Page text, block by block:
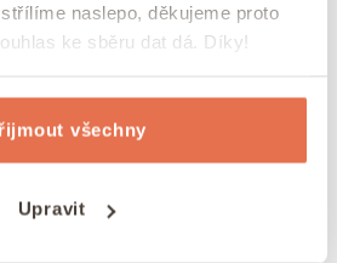
naslepo, děkujeme proto
ke sběru dat dá. Díky!
všechny
Upravit
se hodí arašídy
že arašídy nemusí být jen
u televize. Skvěle se hodí do